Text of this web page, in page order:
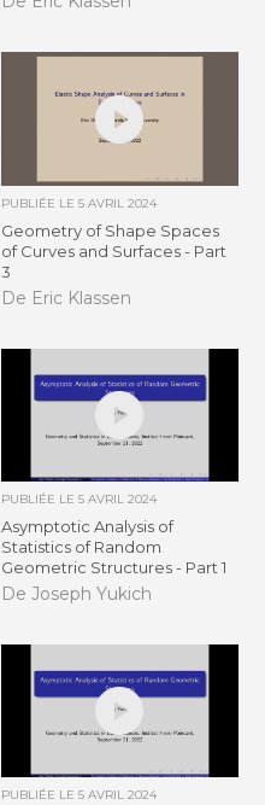
PUBLIÉE LE 5 AVRIL 2024
Geometry of Shape Spaces
of Curves and Surfaces - Part
3
De Eric Klassen
PUBLIÉE LE 5 AVRIL 2024
Asymptotic Analysis of
Statistics of Random
Geometric Structures - Part 1
De Joseph Yukich
PUBLIÉE LE 5 AVRIL 2024